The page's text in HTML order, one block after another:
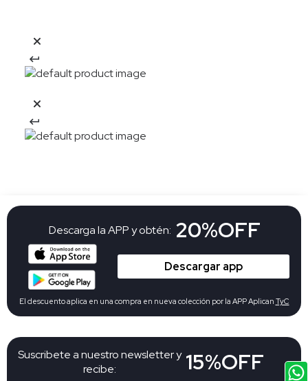
Suscribete a nuestro newsletter y
recibe:
15%OFF
Descarga la APP y obtén: 20%OFF
Descargar app
El descuento aplica en una compra en nueva colección por la APP Aplican TyC